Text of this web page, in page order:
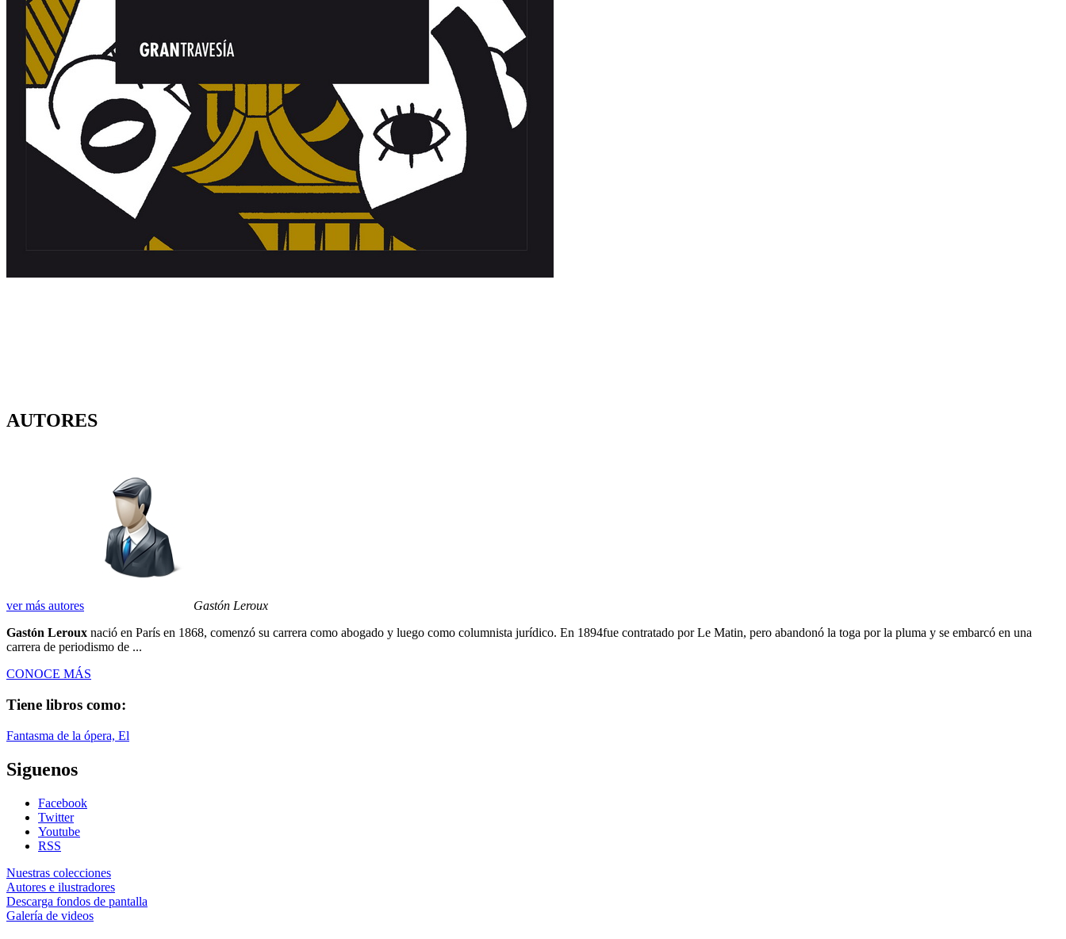
AUTORES
ver más autores
Gastón Leroux
Gastón Leroux nació en París en 1868, comenzó su carrera como abogado y luego como columnista jurídico. En 1894fue contratado por Le Matin, pero abandonó la toga por la pluma y se embarcó en una
carrera de periodismo de ...
CONOCE MÁS
Tiene libros como:
Fantasma de la ópera, El
Siguenos
Facebook
Twitter
Youtube
RSS
Nuestras colecciones
Autores e ilustradores
Descarga fondos de pantalla
Galería de videos